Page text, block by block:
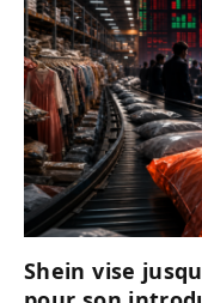
Shein vise